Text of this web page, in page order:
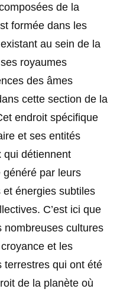
de la
formée dans les
au sein de la
royaumes
des âmes
cette section de la
endroit spécifique
et ses entités
qui détiennent
généré par leurs
énergies subtiles
C’est ici que
nombreuses cultures
et les
terrestres qui ont été
de la planète où